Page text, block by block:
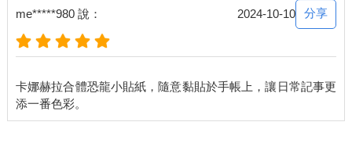
me*****980 說： 2024-10-10 分享
卡娜赫拉合體恐龍小貼紙，隨意黏貼於手帳上，讓日常記事更